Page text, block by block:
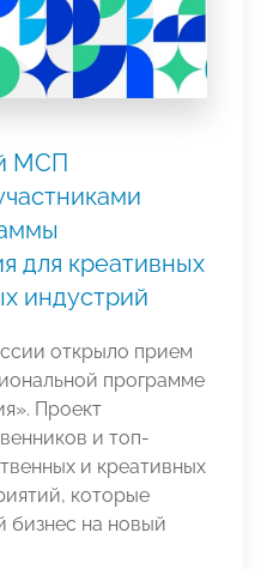
МСП
для креативных
индустрий
открыло прием
программе
Проект
и топ-
и креативных
которые
бизнес на новый